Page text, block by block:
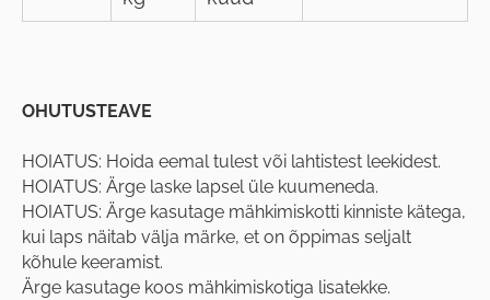
OHUTUSTEAVE
HOIATUS: Hoida eemal tulest või lahtistest leekidest.
HOIATUS: Ärge laske lapsel üle kuumeneda.
HOIATUS: Ärge kasutage mähkimiskotti kinniste kätega,
kui laps näitab välja märke, et on õppimas seljalt
kõhule keeramist.
Ärge kasutage koos mähkimiskotiga lisatekke.